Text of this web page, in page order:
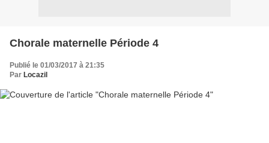
Chorale maternelle Période 4
Publié le 01/03/2017 à 21:35
Par Locazil